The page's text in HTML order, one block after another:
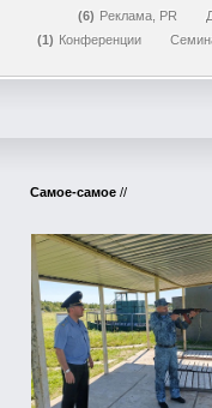
6
Реклама, PR
1
Конференции
Самое-самое //